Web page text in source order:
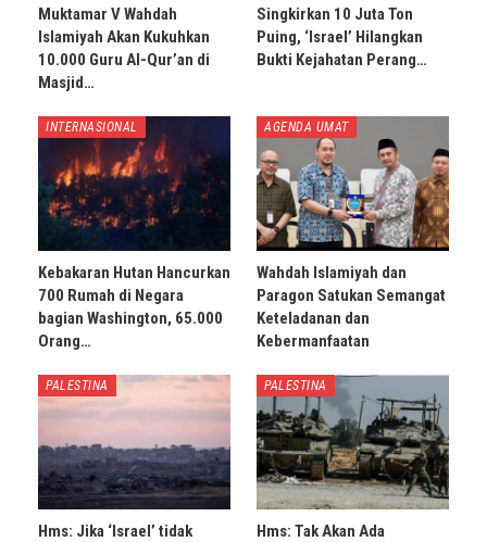
Muktamar V Wahdah
Islamiyah Akan Kukuhkan
10.000 Guru Al-Qur’an di
Masjid…
Singkirkan 10 Juta Ton
Puing, ‘Israel’ Hilangkan
Bukti Kejahatan Perang…
INTERNASIONAL
Kebakaran Hutan Hancurkan
700 Rumah di Negara
bagian Washington, 65.000
Orang…
AGENDA UMAT
Wahdah Islamiyah dan
Paragon Satukan Semangat
Keteladanan dan
Kebermanfaatan
PALESTINA
Hms: Jika ‘Israel’ tidak
PALESTINA
Hms: Tak Akan Ada